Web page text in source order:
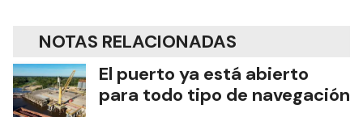
NOTAS RELACIONADAS
El puerto ya está abierto
para todo tipo de navegación